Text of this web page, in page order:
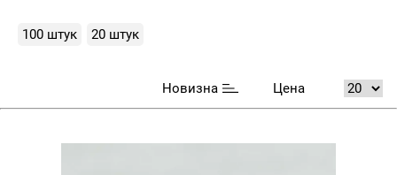
100 штук 20 штук
Новизна Цена